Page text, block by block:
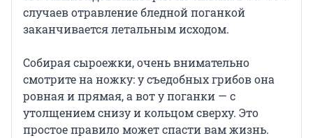
случаев отравление бледной поганкой
заканчивается летальным исходом.
Собирая сыроежки, очень внимательно
смотрите на ножку: у съедобных грибов она
ровная и прямая, а вот у поганки — с
утолщением снизу и кольцом сверху. Это
простое правило может спасти вам жизнь.